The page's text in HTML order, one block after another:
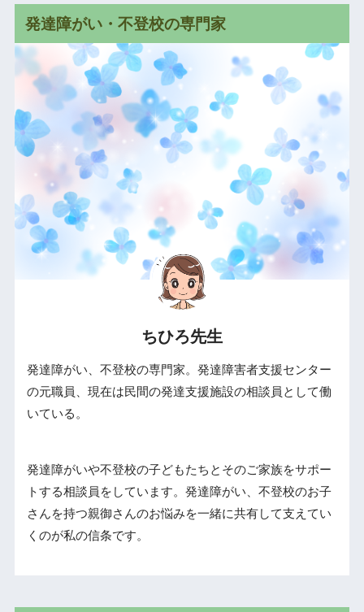
発達障がい・不登校の専門家
ちひろ先生
発達障がい、不登校の専門家。発達障害者支援センター
の元職員、現在は民間の発達支援施設の相談員として働
いている。
発達障がいや不登校の子どもたちとそのご家族をサポー
トする相談員をしています。発達障がい、不登校のお子
さんを持つ親御さんのお悩みを一緒に共有して支えてい
くのが私の信条です。